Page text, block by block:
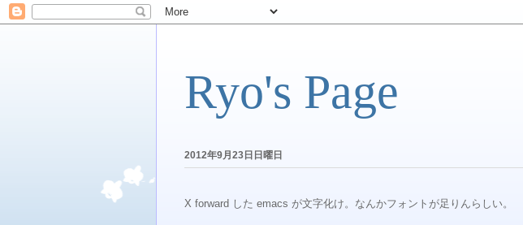
Ryo's Page
2012年9月23日日曜日
X forward した emacs が文字化け。なんかフォントが足りんらしい。